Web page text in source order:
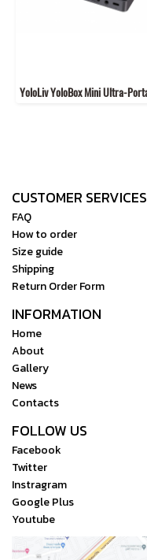
CUSTOMER SERVICES
FAQ
How to order
Size guide
Shipping
Return Order Form
INFORMATION
Home
About
Gallery
News
Contacts
FOLLOW US
Facebook
Twitter
Instragram
Google Plus
Youtube